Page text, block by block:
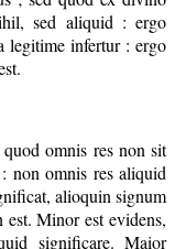
sed aliquid : ergo
legitime infertur : ergo
quod omnis res non sit
non omnis res aliquid
alioquin signum
Minor est evidens,
significare. Maior